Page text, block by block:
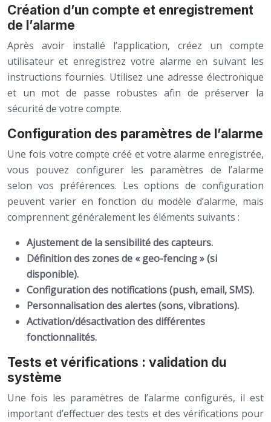
Création d’un compte et enregistrement
de l’alarme
Après avoir installé l’application, créez un compte
utilisateur et enregistrez votre alarme en suivant les
instructions fournies. Utilisez une adresse électronique
et un mot de passe robustes afin de préserver la
sécurité de votre compte.
Configuration des paramètres de l’alarme
Une fois votre compte créé et votre alarme enregistrée,
vous pouvez configurer les paramètres de l’alarme
selon vos préférences. Les options de configuration
peuvent varier en fonction du modèle d’alarme, mais
comprennent généralement les éléments suivants :
Ajustement de la sensibilité des capteurs.
Définition des zones de « geo-fencing » (si
disponible).
Configuration des notifications (push, email, SMS).
Personnalisation des alertes (sons, vibrations).
Activation/désactivation des différentes
fonctionnalités.
Tests et vérifications : validation du
système
Une fois les paramètres de l’alarme configurés, il est
important d’effectuer des tests et des vérifications pour